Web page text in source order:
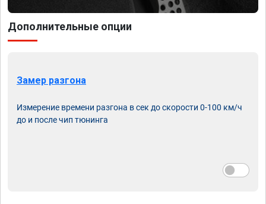
Дополнительные опции
Замер разгона
Измерение времени разгона в сек до скорости 0-100 км/ч
до и после чип тюнинга